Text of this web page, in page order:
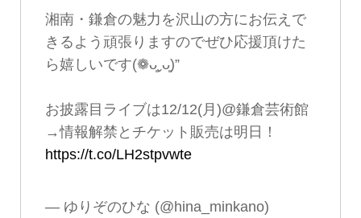
湘南・鎌倉の魅力を沢山の方にお伝えで
きるよう頑張りますのでぜひ応援頂けた
ら嬉しいです(❁ᴗ͈ˬᴗ͈)”
お披露目ライブは12/12(月)@鎌倉芸術館
→情報解禁とチケット販売は明日！
https://t.co/LH2stpvwte
— ゆりぞのひな (@hina_minkano)